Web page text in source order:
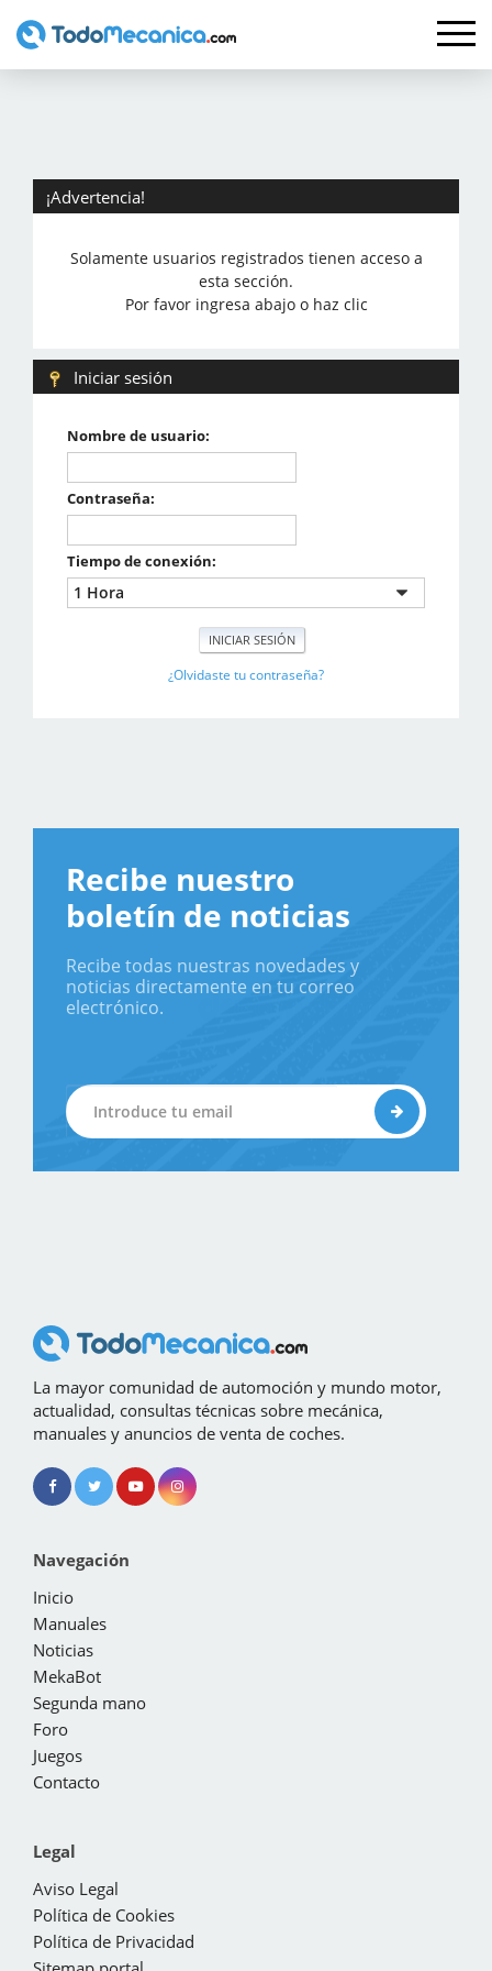
¡Advertencia!
Solamente usuarios registrados tienen acceso a
esta sección.
Por favor ingresa abajo o haz clic
Iniciar sesión
Nombre de usuario:
Contraseña:
Tiempo de conexión:
¿Olvidaste tu contraseña?
Recibe nuestro
boletín de noticias
Recibe todas nuestras novedades y
noticias directamente en tu correo
electrónico.
La mayor comunidad de automoción y mundo motor,
actualidad, consultas técnicas sobre mecánica,
manuales y anuncios de venta de coches.
Navegación
Inicio
Manuales
Noticias
MekaBot
Segunda mano
Foro
Juegos
Contacto
Legal
Aviso Legal
Política de Cookies
Política de Privacidad